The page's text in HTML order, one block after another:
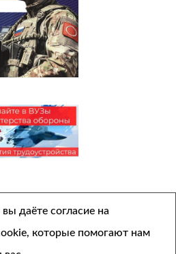
даёте согласие на
которые помогают нам